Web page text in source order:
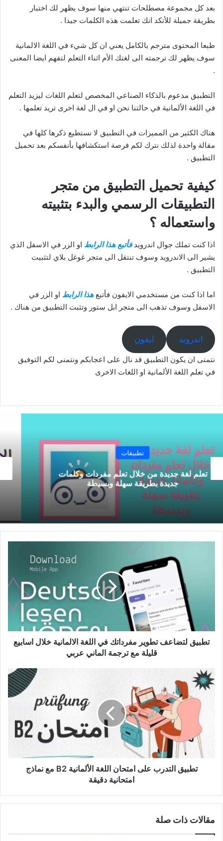
بعد كل مجموعة مصطلحات تنتهي منها سوف يظهر لك اختبار
بطريقة جميلة للأتكد انك تعلمت هذه الكلمات جيدا .
طبعا المحتوى مترجم بالكامل يعني ان كل شيء في اللغة الالمانية
سوف يظهر لك ترجمته الى لغتك الأم اثناء التعلم لتفهم ايضا المعنى
.
التطبيق مدعوم بالذكاء الصناعي المخصص لتعلم اللغات ليزيد التعلم
في اللغة الألمانية في حالتنا نحن او في ال لغة اخرى تريد تعلمها .
هناك الكثير من المميزات في التطبيق لا نستطيع ذكرها كلها في
مقالة واحدة لذلك نترك لكم فرصة استكشافها بأنفسكم بعد تحميل
التطبيق .
كيفية تحميل التطبيق من متجر
التطبيقات الرسمي والبدء بتثبيته
واستعماله ؟
اذا كنت تملك جوال اندرويدفأتبع هذا الرابط او الزر في الاسفل الذي
يشير الى الاندرويد وسوف تنتقل الى متجر غوغل بلاي لتثبيت
التطبيق .
اما اذا كنت من مستخدمي الايفون فأتبع هذا الرابط او الزر في
الاسفل وسوف تذهب الى متجر ابل ستور وتثبت التطبيق من هناك .
اندرويد ايفون
نتمنى ان يكون التطبيق قد نال على اعجابكم ونتمنى لكم التوفيق
في تعلم اللغة الألمانية او اللغات الاخرى
تطبيقات
تطبيق التدرب على اللغة الالمانية قبل امتحان اللغة
الالمانية لكل المستويات من A1 الى C1
اسابيع
قليلة
الماني
عربي
تطبيق لتضاعف تطوير مفرداتك في اللغة الالمانية خلال اسابيع
قليلة مع ترجمة الماني عربي
تطبيق
التدرب
امتحان
الألمانية
نماذج
امتحانية
تطبيق التدرب على امتحان اللغة الألمانية B2 مع نماذج
امتحانية دقيقة
مقالات ذات صلة